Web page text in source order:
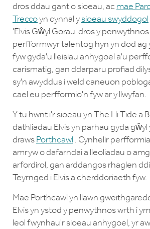
dros ddau gant o sioeau, ac mae
Treccoyn cynnal ysioeau swyddogol
'Elvis Gŵyl Gorau' dros y
perfformwyr talentog hyn yn dod ag
fyw gyda'u lleisiau anhygoel a'u
carismatig, gan ddarparu profiad
sy'n awyddus i weld caneuon
cael eu perfformio'n fyw ar y llwyfan.
Y tu hwnt i'r sioeau yn The Hi Tide a
dathliadau Elvis yn parhau gyda
drawsPorthcawl . Cynhelir
amryw o dafarndai a lleoliadau o
arfordirol, gan arddangos rhaglen
Teyrnged i Elvis a cherddoriaeth fyw.
Mae Porthcawl yn llawn
Elvis yn ystod y penwythnos wrth i
leol fwynhau'r sioeau anhygoel, yr